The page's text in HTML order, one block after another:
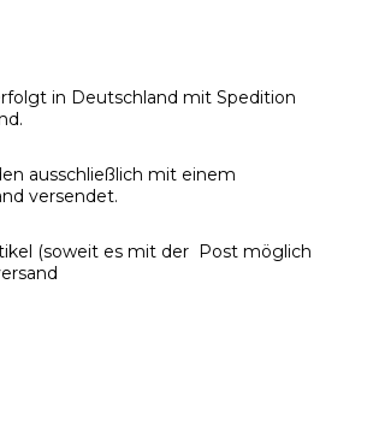
in Deutschland mit Spedition
ausschließlich mit einem
versendet.
(soweit es mit der Post möglich